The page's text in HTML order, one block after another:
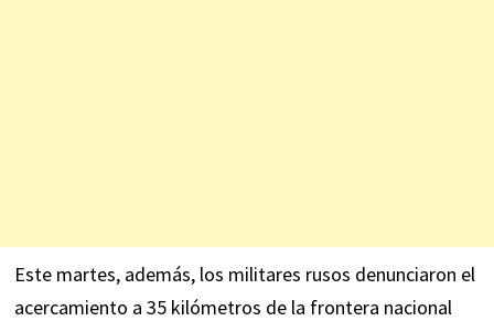
Este martes, además, los militares rusos denunciaron el
acercamiento a 35 kilómetros de la frontera nacional